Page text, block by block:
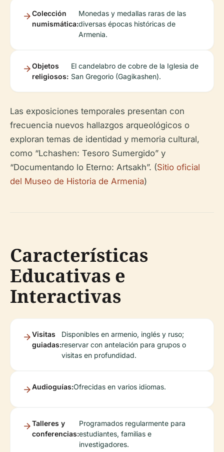
Colección
numismática:
Monedas y medallas raras de las
diversas épocas históricas de
Armenia.
Objetos
religiosos:
El candelabro de cobre de la Iglesia de
San Gregorio (Gagikashen).
Las exposiciones temporales presentan con
frecuencia nuevos hallazgos arqueológicos o
exploran temas de identidad y memoria cultural,
como “Lchashen: Tesoro Sumergido” y
“Documentando lo Eterno: Artsakh”. (Sitio oficial
del Museo de Historia de Armenia)
Características
Educativas e
Interactivas
Visitas
guiadas:
Disponibles en armenio, inglés y ruso;
reservar con antelación para grupos o
visitas en profundidad.
Audioguías:Ofrecidas en varios idiomas.
Talleres y
conferencias:
Programados regularmente para
estudiantes, familias e
investigadores.